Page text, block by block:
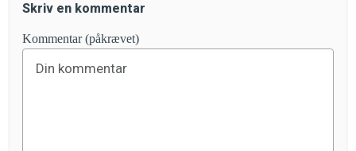
Skriv en kommentar
Kommentar (påkrævet)